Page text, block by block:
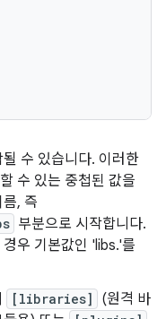
수 있습니다. 이러한
수 있는 중첩된 값을
, 즉
부분으로 시작합니다.
우 기본값인 'libs.'를
[libraries]
(원격 바